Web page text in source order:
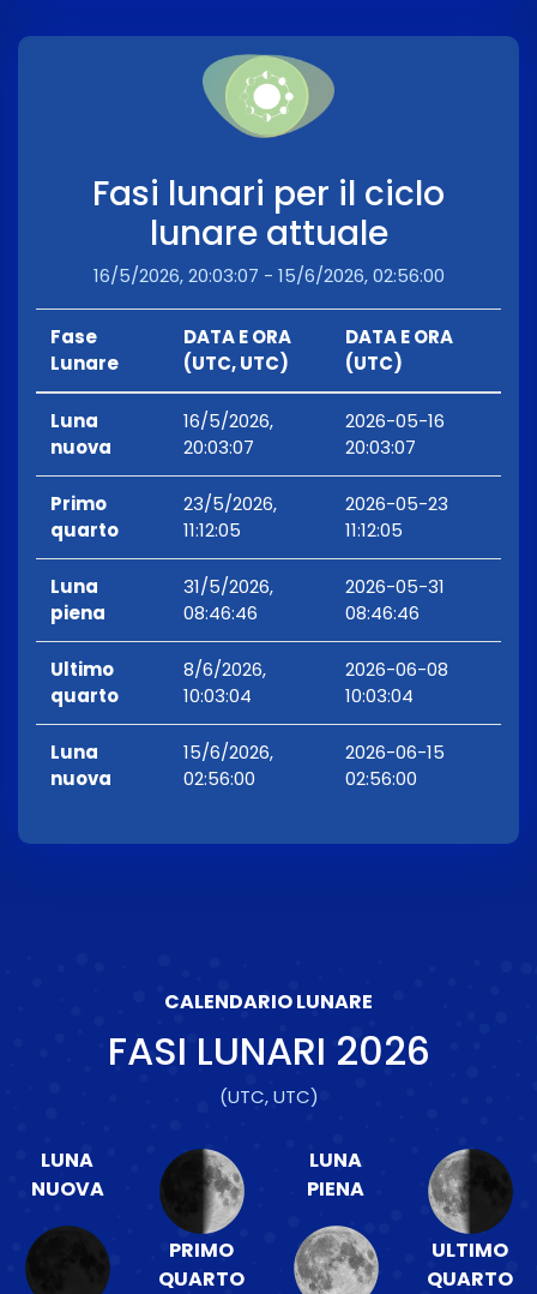
Fasi lunari per il ciclo
lunare attuale
16/5/2026, 20:03:07 - 15/6/2026, 02:56:00
Fase
Lunare
DATA E ORA
(UTC, UTC)
DATA E ORA
(UTC)
Luna
nuova
16/5/2026,
20:03:07
2026-05-16
20:03:07
Primo
quarto
23/5/2026,
11:12:05
2026-05-23
11:12:05
Luna
piena
31/5/2026,
08:46:46
2026-05-31
08:46:46
Ultimo
quarto
8/6/2026,
10:03:04
2026-06-08
10:03:04
Luna
nuova
15/6/2026,
02:56:00
2026-06-15
02:56:00
CALENDARIO LUNARE
FASI LUNARI 2026
(UTC, UTC)
LUNA
NUOVA
PRIMO
QUARTO
LUNA
PIENA
ULTIMO
QUARTO